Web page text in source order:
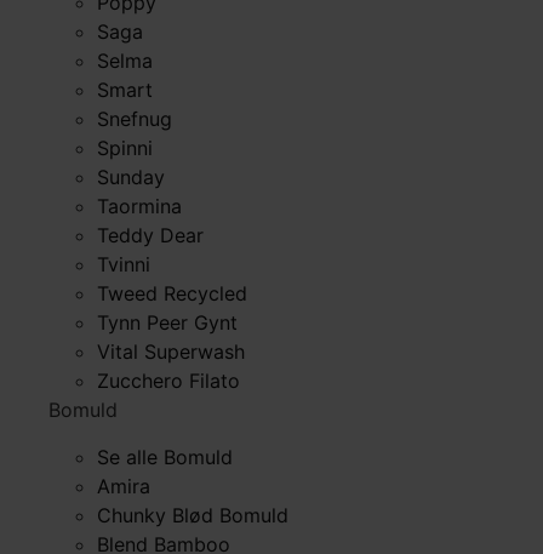
Saga
Selma
Smart
Snefnug
Spinni
Sunday
Taormina
Teddy Dear
Tvinni
Tweed Recycled
Tynn Peer Gynt
Vital Superwash
Zucchero Filato
Bomuld
Se alle Bomuld
Amira
Chunky Blød Bomuld
Blend Bamboo